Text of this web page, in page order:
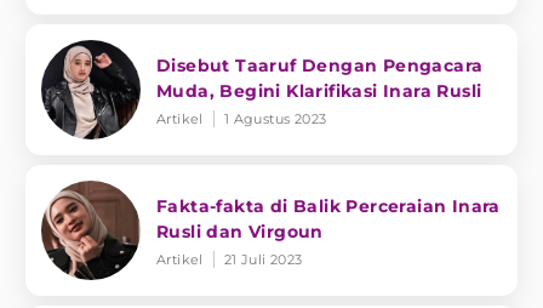
Disebut Taaruf Dengan Pengacara
Muda, Begini Klarifikasi Inara Rusli
Artikel 1 Agustus 2023
Fakta-fakta di Balik Perceraian Inara
Rusli dan Virgoun
Artikel 21 Juli 2023